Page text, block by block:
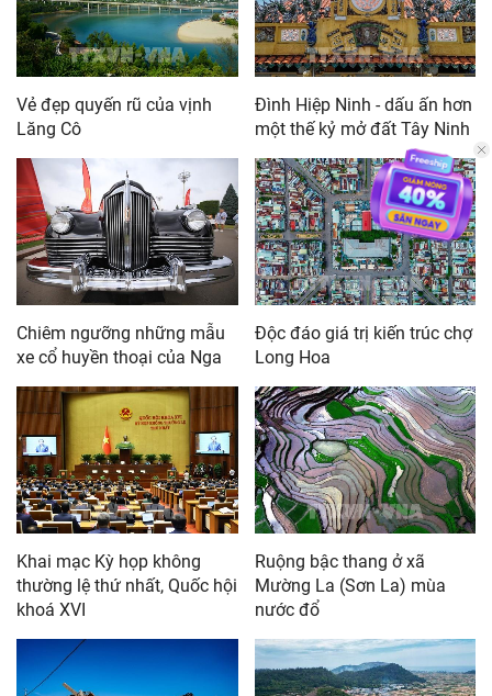
Vẻ đẹp quyến rũ của vịnh
Lăng Cô
Đình Hiệp Ninh - dấu ấn hơn
một thế kỷ mở đất Tây Ninh
Chiêm ngưỡng những mẫu
xe cổ huyền thoại của Nga
Độc đáo giá trị kiến trúc chợ
Long Hoa
Khai mạc Kỳ họp không
thường lệ thứ nhất, Quốc hội
khoá XVI
Ruộng bậc thang ở xã
Mường La (Sơn La) mùa
nước đổ